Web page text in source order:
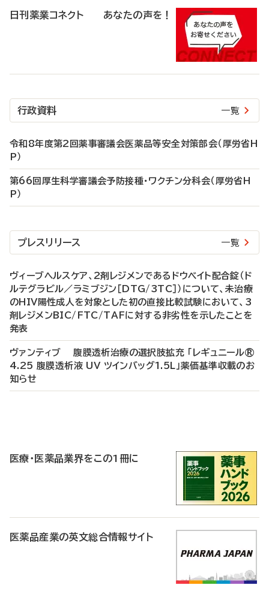
日刊薬業コネクト あなたの声を！
行政資料 一覧
令和8年度第2回薬事審議会医薬品等安全対策部会（厚労省H
P）
第66回厚生科学審議会予防接種・ワクチン分科会（厚労省H
P）
プレスリリース 一覧
ヴィーブヘルスケア、2剤レジメンであるドウベイト配合錠（ド
ルテグラビル／ラミブジン［DTG/3TC］）について、未治療
のHIV陽性成人を対象とした初の直接比較試験において、3
剤レジメンBIC/FTC/TAFに対する非劣性を示したことを
発表
ヴァンティブ 腹膜透析治療の選択肢拡充 「レギュニール®
4.25 腹膜透析液 UV ツインバッグ1.5L」薬価基準収載のお
知らせ
医療・医薬品業界をこの1冊に
医薬品産業の英文総合情報サイト